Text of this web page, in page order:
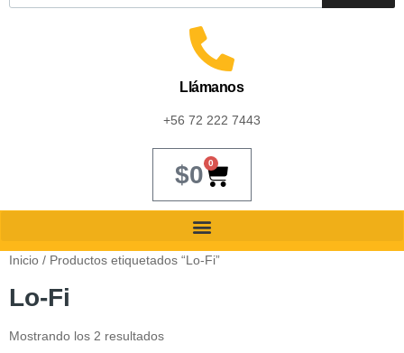
Llámanos
+56 72 222 7443
$0 0
Inicio / Productos etiquetados “Lo-Fi”
Lo-Fi
Mostrando los 2 resultados